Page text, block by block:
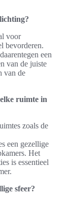
voor
bevorderen.
een
van de juiste
van de
ruimte in
zoals de
een gezellige
Het
is essentieel
sfeer?